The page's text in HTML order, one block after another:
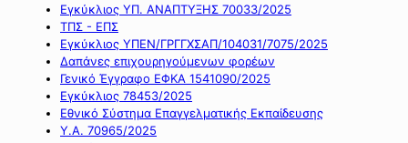
Εγκύκλιος ΥΠ. ΑΝΑΠΤΥΞΗΣ 70033/2025
ΤΠΣ - ΕΠΣ
Εγκύκλιος ΥΠΕΝ/ΓΡΓΓΧΣΑΠ/104031/7075/2025
Δαπάνες επιχουρηγούμενων φορέων
Γενικό Έγγραφο ΕΦΚΑ 1541090/2025
Εγκύκλιος 78453/2025
Εθνικό Σύστημα Επαγγελματικής Εκπαίδευσης
Υ.Α. 70965/2025